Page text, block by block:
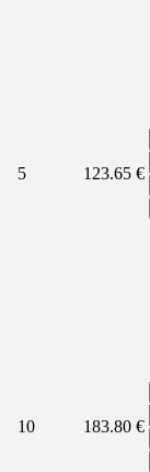
5 123.65 €
10 183.80 €